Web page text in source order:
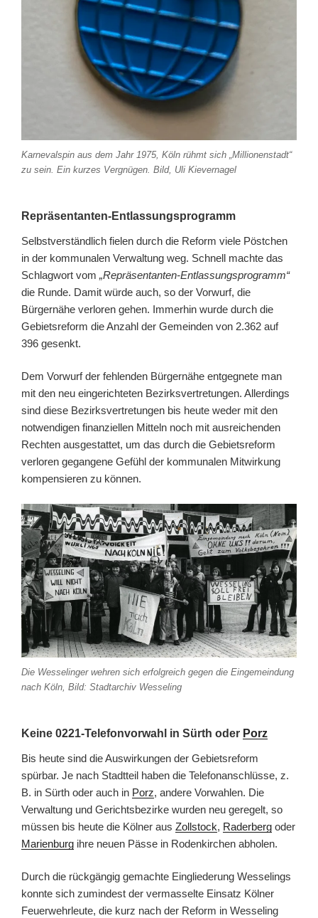
Karnevalspin aus dem Jahr 1975, Köln rühmt sich „Millionenstadt“
zu sein. Ein kurzes Vergnügen. Bild, Uli Kievernagel
Repräsentanten-Entlassungsprogramm
Selbstverständlich fielen durch die Reform viele Pöstchen
in der kommunalen Verwaltung weg. Schnell machte das
Schlagwort vom „Repräsentanten-Entlassungsprogramm“
die Runde. Damit würde auch, so der Vorwurf, die
Bürgernähe verloren gehen. Immerhin wurde durch die
Gebietsreform die Anzahl der Gemeinden von 2.362 auf
396 gesenkt.
Dem Vorwurf der fehlenden Bürgernähe entgegnete man
mit den neu eingerichteten Bezirksvertretungen. Allerdings
sind diese Bezirksvertretungen bis heute weder mit den
notwendigen finanziellen Mitteln noch mit ausreichenden
Rechten ausgestattet, um das durch die Gebietsreform
verloren gegangene Gefühl der kommunalen Mitwirkung
kompensieren zu können.
Die Wesselinger wehren sich erfolgreich gegen die Eingemeindung
nach Köln, Bild: Stadtarchiv Wesseling
Keine 0221-Telefonvorwahl in Sürth oder Porz
Bis heute sind die Auswirkungen der Gebietsreform
spürbar. Je nach Stadtteil haben die Telefonanschlüsse, z.
B. in Sürth oder auch in Porz, andere Vorwahlen. Die
Verwaltung und Gerichtsbezirke wurden neu geregelt, so
müssen bis heute die Kölner aus Zollstock, Raderberg oder
Marienburg ihre neuen Pässe in Rodenkirchen abholen.
Durch die rückgängig gemachte Eingliederung Wesselings
konnte sich zumindest der vermasselte Einsatz Kölner
Feuerwehrleute, die kurz nach der Reform in Wesseling